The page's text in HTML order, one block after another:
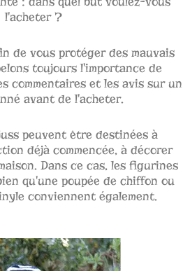
l'acheter ?
de vous protéger des mauvais
toujours l'importance de
commentaires et les avis sur un
avant de l'acheter.
peuvent être destinées à
déjà commencée, à décorer
Dans ce cas, les figurines
qu'une poupée de chiffon ou
conviennent également.